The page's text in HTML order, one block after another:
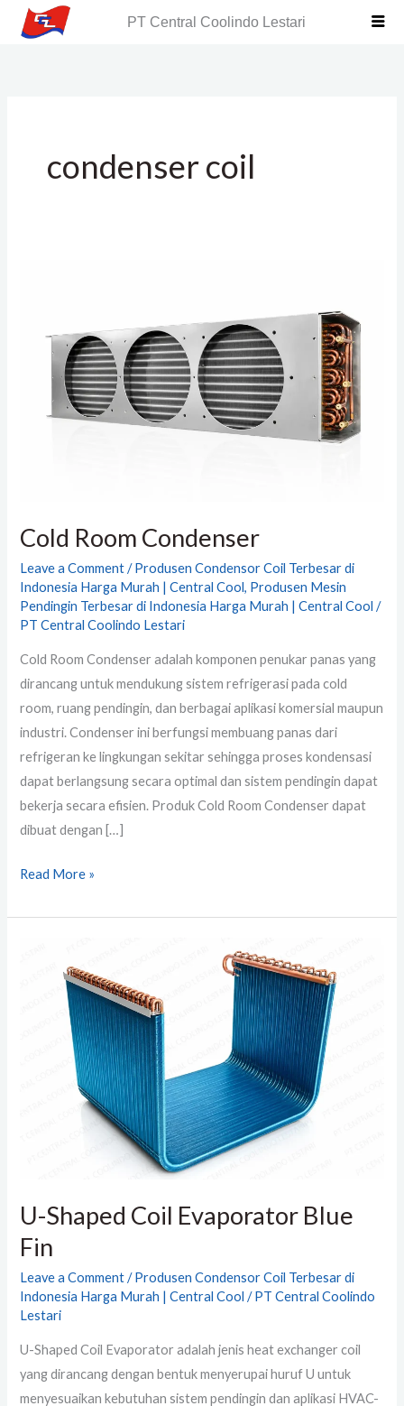
PT Central Coolindo Lestari
condenser coil
Cold Room Condenser
Leave a Comment /Produsen Condensor Coil Terbesar di
Indonesia Harga Murah | Central Cool, Produsen Mesin
Pendingin Terbesar di Indonesia Harga Murah | Central Cool /
PT Central Coolindo Lestari
Cold Room Condenser adalah komponen penukar panas yang
dirancang untuk mendukung sistem refrigerasi pada cold
room, ruang pendingin, dan berbagai aplikasi komersial maupun
industri. Condenser ini berfungsi membuang panas dari
refrigeran ke lingkungan sekitar sehingga proses kondensasi
dapat berlangsung secara optimal dan sistem pendingin dapat
bekerja secara efisien. Produk Cold Room Condenser dapat
dibuat dengan […]
Read More »
U-Shaped Coil Evaporator Blue
Fin
Leave a Comment /Produsen Condensor Coil Terbesar di
Indonesia Harga Murah | Central Cool /PT Central Coolindo
Lestari
U-Shaped Coil Evaporator adalah jenis heat exchanger coil
yang dirancang dengan bentuk menyerupai huruf U untuk
menyesuaikan kebutuhan sistem pendingin dan aplikasi HVAC-
Evaporator